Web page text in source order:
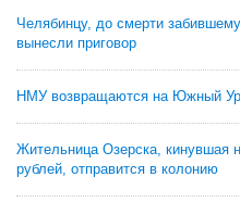
Челябинцу, до смерти
вынесли приговор
НМУ возвращаются на Южный
Жительница Озерска, кинувшая
рублей, отправится в колонию